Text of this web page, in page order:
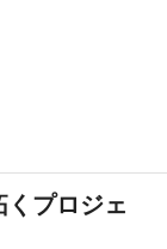
プロジェ